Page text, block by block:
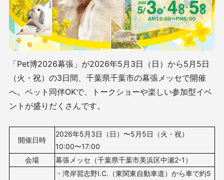
「Pet博2026幕張」が2026年5月3日（日）から5月5日
（火・祝）の3日間、千葉県千葉市の幕張メッセで開催
へ。ペット同伴OKで、トークショーや楽しい参加型イベ
ントが盛りだくさんです。
開催日時
2026年5月3日（日）〜5月5日（火・祝）
10:00〜17:00
会場
幕張メッセ（千葉県千葉市美浜区中瀬2-1）
・湾岸習志野I.C.（東関東自動車道）から車で約5